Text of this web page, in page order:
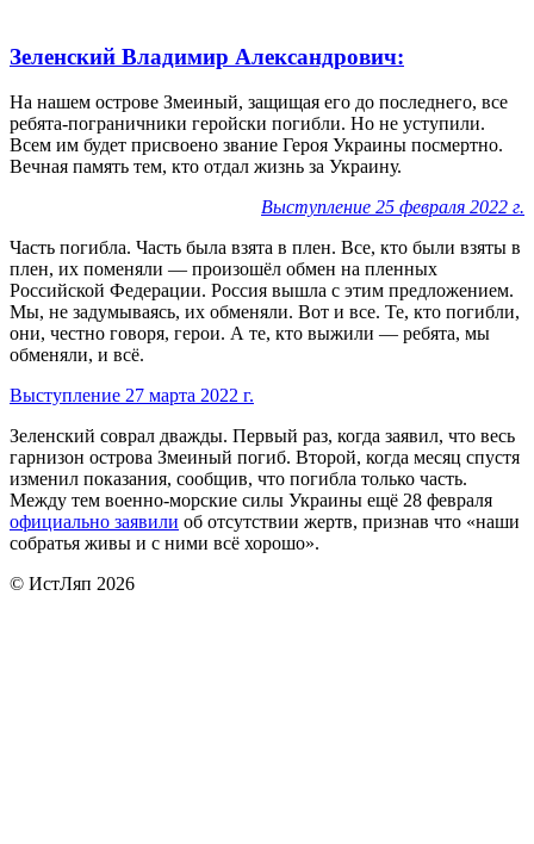
Зеленский Владимир Александрович:
На нашем острове Змеиный, защищая его до последнего, все
ребята-пограничники геройски погибли. Но не уступили.
Всем им будет присвоено звание Героя Украины посмертно.
Вечная память тем, кто отдал жизнь за Украину.
Выступление 25 февраля 2022 г.
Часть погибла. Часть была взята в плен. Все, кто были взяты в
плен, их поменяли — произошёл обмен на пленных
Российской Федерации. Россия вышла с этим предложением.
Мы, не задумываясь, их обменяли. Вот и все. Те, кто погибли,
они, честно говоря, герои. А те, кто выжили — ребята, мы
обменяли, и всё.
Выступление 27 марта 2022 г.
Зеленский соврал дважды. Первый раз, когда заявил, что весь
гарнизон острова Змеиный погиб. Второй, когда месяц спустя
изменил показания, сообщив, что погибла только часть.
Между тем военно-морские силы Украины ещё 28 февраля
официально заявили об отсутствии жертв, признав что «наши
собратья живы и с ними всё хорошо».
© ИстЛяп 2026